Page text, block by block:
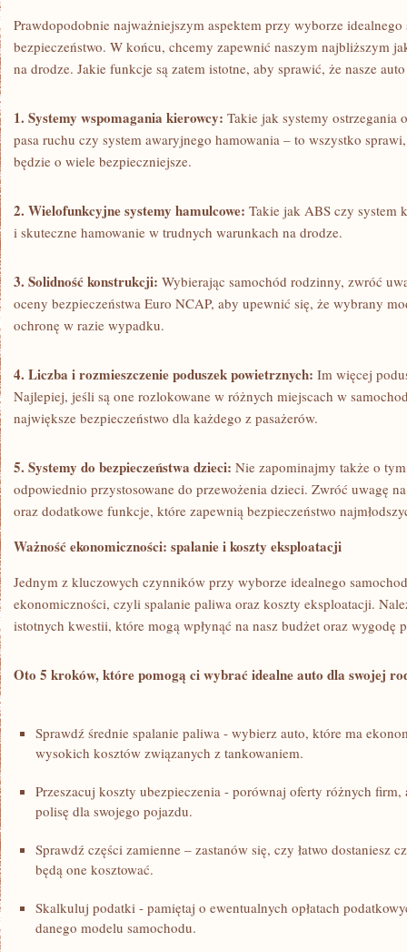
Prawdopodobnie⁢ najważniejszym‍ aspektem ⁢przy wyborze
bezpieczeństwo. W końcu, chcemy zapewnić⁢ naszym⁣ najbliższym
na drodze. Jakie funkcje ⁤są ‍zatem istotne, aby sprawić, ‌że nasze‍
1. Systemy wspomagania kierowcy: Takie jak ​systemy ostrzegania
pasa ruchu czy system awaryjnego⁤ hamowania – to wszystko
będzie ‌o wiele bezpieczniejsze.
2. Wielofunkcyjne systemy⁤ hamulcowe: Takie jak ABS czy system
i skuteczne hamowanie w trudnych warunkach na‌ drodze.
3. Solidność konstrukcji: Wybierając samochód ⁣rodzinny, ‌zwróć
oceny⁣ bezpieczeństwa​ Euro NCAP,⁤ aby upewnić się, że wybrany
ochronę w razie⁣ wypadku.
4.​ Liczba i⁣ rozmieszczenie poduszek powietrznych: Im więcej
Najlepiej, jeśli są ⁤one rozlokowane⁤ w różnych miejscach w
największe ⁤bezpieczeństwo dla każdego ⁣z⁣ pasażerów.
5. Systemy do bezpieczeństwa ⁢dzieci: Nie zapominajmy ‍także o​
odpowiednio przystosowane do⁤ przewożenia‌ dzieci. Zwróć uwagę
oraz dodatkowe funkcje, ⁣które​ zapewnią bezpieczeństwo
Ważność ekonomiczności: spalanie i koszty ‌eksploatacji
Jednym z kluczowych czynników przy​ wyborze idealnego
ekonomiczności, czyli spalanie ‌paliwa oraz koszty⁢ eksploatacji.
istotnych kwestii, które mogą‌ wpłynąć na nasz budżet oraz wygodę
Oto 5​ kroków, które⁢ pomogą ci wybrać idealne auto​ dla⁢ swojej⁣
Sprawdź średnie spalanie paliwa ⁤- wybierz auto, które ⁣ma
wysokich kosztów związanych ​z tankowaniem.
Przeszacuj koszty ubezpieczenia ⁤-⁢ porównaj oferty‌ różnych
polisę‌ dla swojego pojazdu.
Sprawdź części⁤ zamienne – zastanów się, czy łatwo‌ dostaniesz
będą one kosztować.
Skalkuluj podatki​ -​ pamiętaj⁢ o ‍ewentualnych opłatach
danego modelu samochodu.